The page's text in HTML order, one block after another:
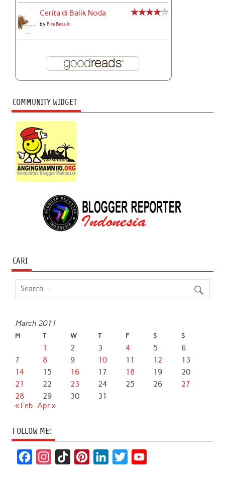
Cerita di Balik Noda
byFira Basuki
COMMUNITY WIDGET
CARI
March 2011
M T W T F S S
1 2 3 4 5
6
7
8 9 10 11 12
13
14
15 16 17 18 19
20
21
22 23 24 25 26
27
28
29 30
31
« Feb Apr »
FOLLOW ME: